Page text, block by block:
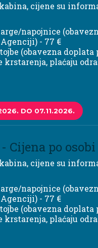
cijene su
napojnice
- 77 €
(obavezna
krstarenja, plaćaju
DO 07.11.2026.
- Cijena po osobi
cijene su
napojnice
- 77 €
(obavezna
krstarenja, plaćaju